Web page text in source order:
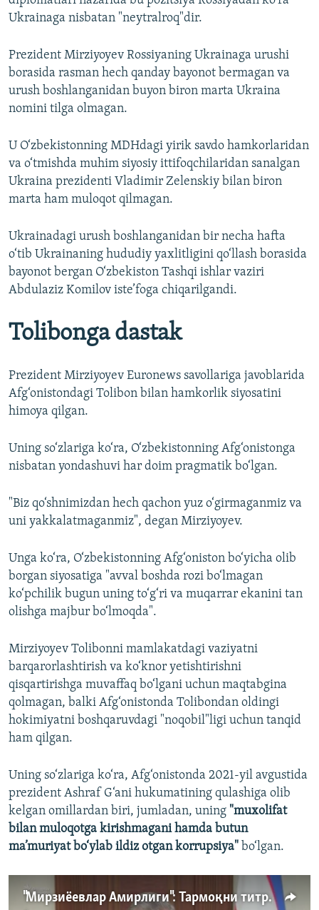
1058p
Ukrainaga nisbatan "neytralroq"dir.
Prezident Mirziyoyev Rossiyaning Ukrainaga urushi
borasida rasman hech qanday bayonot bermagan va
urush boshlanganidan buyon biron marta Ukraina
nomini tilga olmagan.
U O‘zbekistonning MDHdagi yirik savdo hamkorlaridan
va o‘tmishda muhim siyosiy ittifoqchilaridan sanalgan
Ukraina prezidenti Vladimir Zelenskiy bilan biron
marta ham muloqot qilmagan.
Ukrainadagi urush boshlanganidan bir necha hafta
o‘tib Ukrainaning hududiy yaxlitligini qo‘llash borasida
bayonot bergan O‘zbekiston Tashqi ishlar vaziri
Abdulaziz Komilov iste’foga chiqarilgandi.
Tolibonga dastak
Prezident Mirziyoyev Euronews savollariga javoblarida
Afg‘onistondagi Tolibon bilan hamkorlik siyosatini
himoya qilgan.
Uning so‘zlariga ko‘ra, O‘zbekistonning Afg‘onistonga
nisbatan yondashuvi har doim pragmatik bo‘lgan.
"Biz qo‘shnimizdan hech qachon yuz o‘girmaganmiz va
uni yakkalatmaganmiz", degan Mirziyoyev.
Unga ko‘ra, O‘zbekistonning Afg‘oniston bo‘yicha olib
borgan siyosatiga "avval boshda rozi bo‘lmagan
ko‘pchilik bugun uning to‘g‘ri va muqarrar ekanini tan
olishga majbur bo‘lmoqda".
Mirziyoyev Tolibonni mamlakatdagi vaziyatni
barqarorlashtirish va ko‘knor yetishtirishni
qisqartirishga muvaffaq bo‘lgani uchun maqtabgina
qolmagan, balki Afg‘onistonda Tolibondan oldingi
hokimiyatni boshqaruvdagi "noqobil"ligi uchun tanqid
ham qilgan.
Uning so‘zlariga ko‘ra, Afg‘onistonda 2021-yil avgustida
prezident Ashraf G‘ani hukumatining qulashiga olib
kelgan omillardan biri, jumladan, uning "muxolifat
bilan muloqotga kirishmagani hamda butun
ma’muriyat bo‘ylab ildiz otgan korrupsiya" bo‘lgan.
"Мирзиёевлар Амирлиги": Тармоқни титратган Озодлик суриштируви